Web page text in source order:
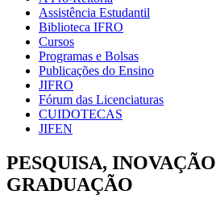
Assistência Estudantil
Biblioteca IFRO
Cursos
Programas e Bolsas
Publicações do Ensino
JIFRO
Fórum das Licenciaturas
CUIDOTECAS
JIFEN
PESQUISA,
GRADUAÇÃO